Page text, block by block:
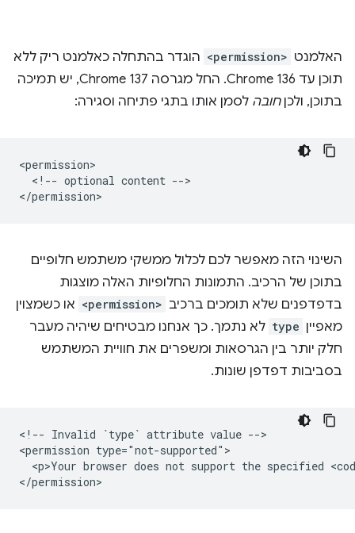
האלמנט <permission> הוגדר בהתחלה כאלמנט ריק ללא
תוכן עד Chrome 136. החל מגרסה Chrome 137, יש תמיכה
בתוכן, ולכןחובה לסמן אותו בתגי פתיחה וסגירה:
<permission>
  <!-- optional content -->
השינוי הזה מאפשר לכם לכלול ממשקי משתמש חלופיים
בתוכן של הרכיב. התמונות החלופיות האלה מוצגות
בדפדפנים שלא תומכים ברכיב <permission> או כשמצוין
מאפיין type לא נתמך. כך אנחנו מבטיחים שיהיה מעבר
חלק יותר בין הגרסאות ומשפרים את חוויית המשתמש
בסביבות דפדפן שונות.
<!-- Invalid `type` attribute value -->
<permission type="not-supported">
<p>Your browser does not support the specified